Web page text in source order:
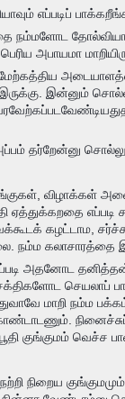
எப்படிப்
அபாயமா
இன்னும்
தர்றேன்னு
விழாக்கள்
கழட்டாம,
நம்ம கலாசாரத்தை
செயலாப்
மாறி நம்ம
நினைச்சுப்
குங்குமம்
நிறைய